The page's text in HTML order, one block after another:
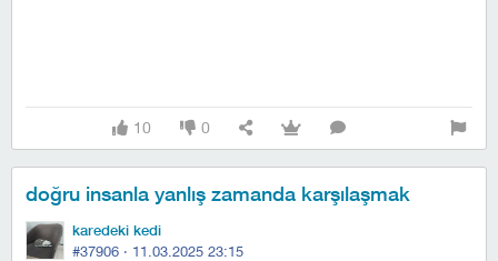
10 0
doğru insanla yanlış zamanda karşılaşmak
karedeki kedi
#37906 · 11.03.2025 23:15